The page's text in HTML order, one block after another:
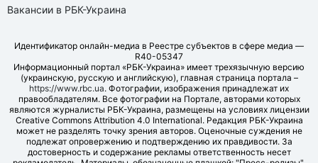
Вакансии в РБК-Украина
Идентификатор онлайн-медиа в Реестре субъектов в сфере медиа —
R40-05347
Информационный портал «РБК-Украина» имеет трехязычную версию
(украинскую, русскую и английскую), главная страница портала –
https://www.rbc.ua. Фотографии, изображения принадлежат их
правообладателям. Все фотографии на Портале, авторами которых
являются журналисты РБК-Украина, размещены на условиях лицензии
Creative Commons Attribution 4.0 International. Редакция РБК-Украина
может не разделять точку зрения авторов. Оценочные суждения не
подлежат опровержению и подтверждению их правдивости. За
достоверность и содержание рекламы ответственность несет